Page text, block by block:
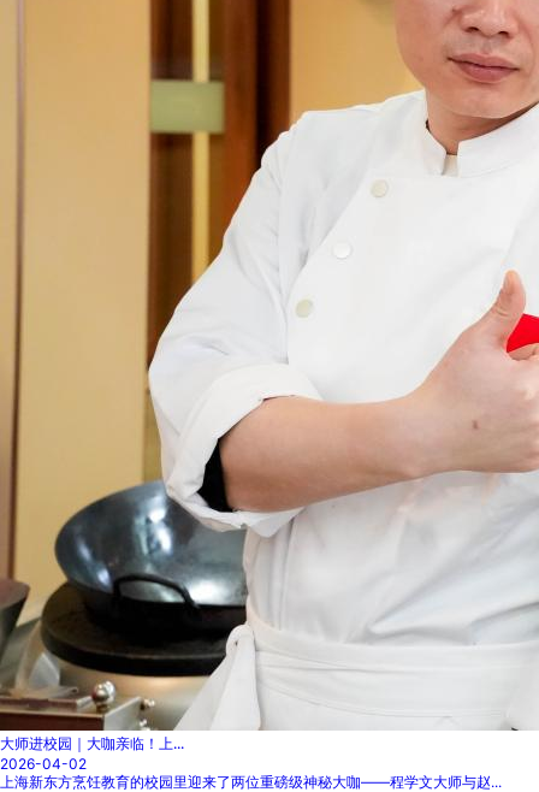
大师进校园｜大咖亲临！上...
2026-04-02
上海新东方烹饪教育的校园里迎来了两位重磅级神秘大咖——程学文大师与赵...